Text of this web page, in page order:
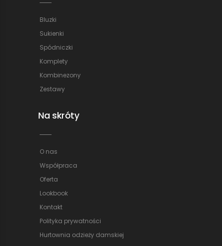
Bluzki
Sukienki
Spódniczki
Komplety
Kombinezony
Zestawy
Na skróty
O nas
Współpraca
Oferta
Lookbook
Kontakt
Polityka prywatności
Hurtownia odzieży damskiej